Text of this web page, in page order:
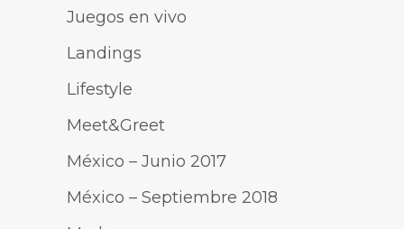
Juegos en vivo
Landings
Lifestyle
Meet&Greet
México – Junio 2017
México – Septiembre 2018